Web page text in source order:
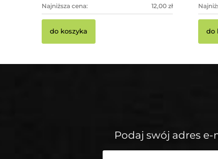
Najniższa cena: 12,00 zł
do koszyka do
Podaj swój adres